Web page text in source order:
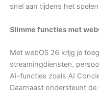
snel aan tijdens het
Slimme functies met
Met webOS 26 krijg je
streamingdiensten,
AI-functies zoals AI
Daarnaast ondersteunt